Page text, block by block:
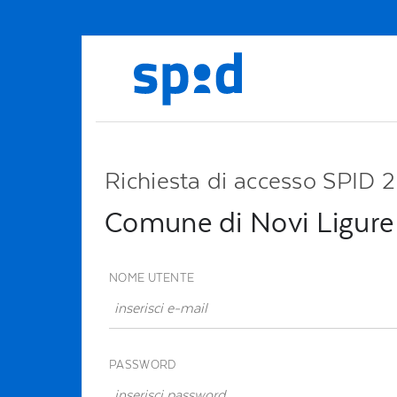
Richiesta di accesso SPID
Comune di Novi Ligure
NOME UTENTE
PASSWORD